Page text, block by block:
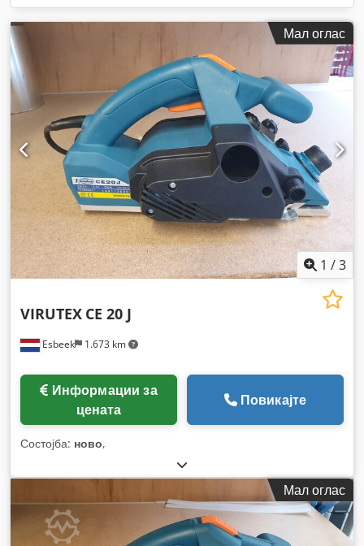
Мал оглас
1 /3
Esbeek 1.673 km
VIRUTEX CE 20 J
цената
Повикајте
Состојба: ново,
Мал оглас